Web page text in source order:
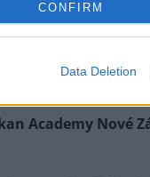
CONFIRM
Data Deletion
Academy Nové